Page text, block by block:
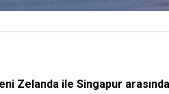
Zelanda ile Singapur